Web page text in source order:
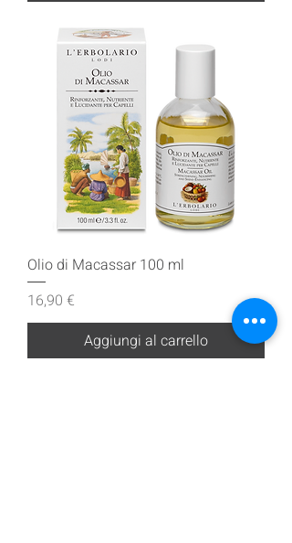
Olio di Macassar 100 ml
Prezzo
16,90 €
Aggiungi al carrello